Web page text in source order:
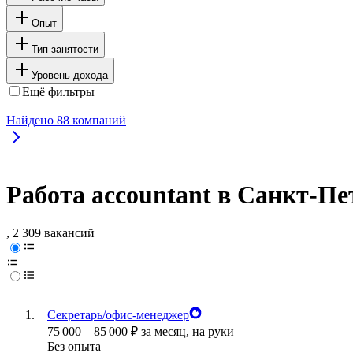
Опыт
Тип занятости
Уровень дохода
Ещё фильтры
Найдено 88 компаний
Работа accountant в Санкт-
, 2 309 вакансий
Секретарь/офис-менеджер
75 000 – 85 000 ₽ за месяц, на руки
Без опыта